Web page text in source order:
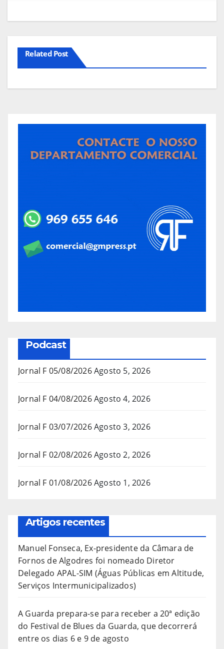
Related Post
Podcast
Jornal F 05/08/2026Agosto 5, 2026
Jornal F 04/08/2026Agosto 4, 2026
Jornal F 03/07/2026Agosto 3, 2026
Jornal F 02/08/2026Agosto 2, 2026
Jornal F 01/08/2026Agosto 1, 2026
Artigos recentes
Manuel Fonseca, Ex-presidente da Câmara de
Fornos de Algodres foi nomeado Diretor
Delegado APAL-SIM (Águas Públicas em Altitude,
Serviços Intermunicipalizados)
A Guarda prepara-se para receber a 20ª edição
do Festival de Blues da Guarda, que decorrerá
entre os dias 6 e 9 de agosto